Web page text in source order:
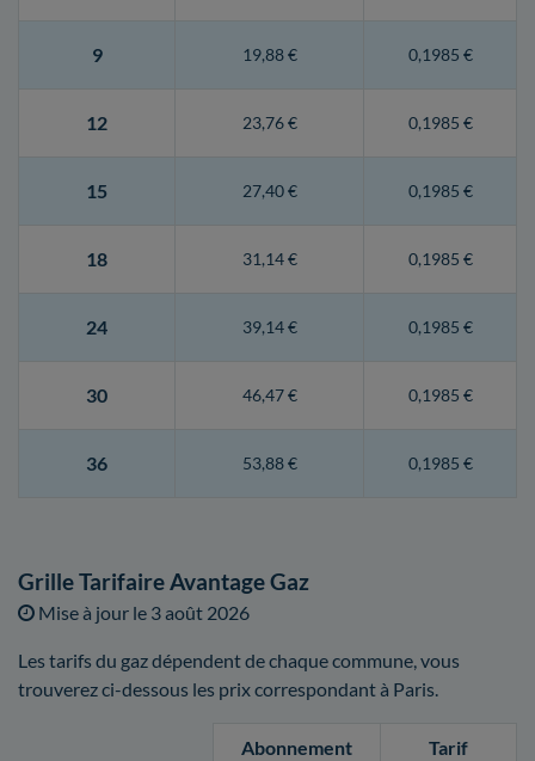
9 19,88 € 0,1985 €
12 23,76 € 0,1985 €
15 27,40 € 0,1985 €
18 31,14 € 0,1985 €
24 39,14 € 0,1985 €
30 46,47 € 0,1985 €
36 53,88 € 0,1985 €
Grille Tarifaire Avantage Gaz
Mise à jour le 3 août 2026
Les tarifs du gaz dépendent de chaque commune, vous
trouverez ci-dessous les prix correspondant à Paris.
Abonnement Tarif